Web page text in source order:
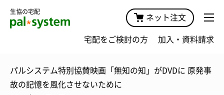
生協の宅配
ネット注文
宅配をご検討の方 加入・資料請求
パルシステム特別協賛映画「無知の知」がDVDに 原発事
故の記憶を風化させないために